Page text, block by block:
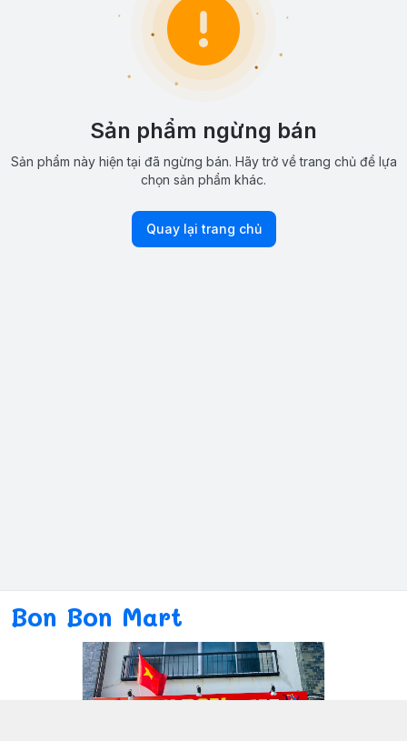
Sản phẩm ngừng bán
Sản phẩm này hiện tại đã ngừng bán. Hãy trở về trang chủ để lựa
chọn sản phẩm khác.
Quay lại trang chủ
Bon Bon Mart